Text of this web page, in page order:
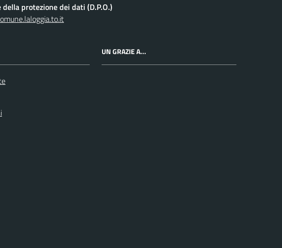
protezione dei dati (D.P.O.)
UN GRAZIE A...